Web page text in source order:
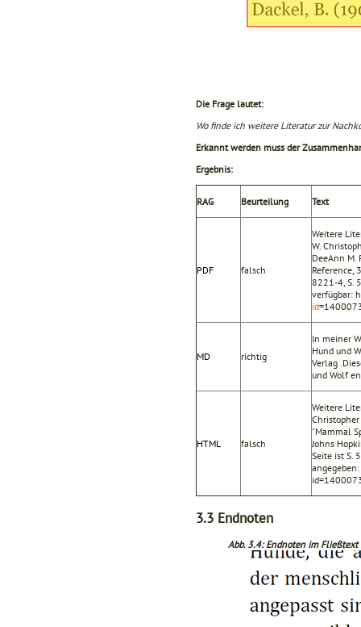
Die Frage lautet:
Wo finde ich weitere Literatur zur
Erkannt werden muss der
Ergebnis:
RAG Beurteilung Text
PDF falsch
Weitere
W.
DeeAnn M.
Reference,
8221-4, S.
verfügbar:
id
MD richtig
In meiner
Hund und
Verlag
und Wolf
HTML falsch
Weitere
"Mammal
Johns
Seite ist S.
3.3 Endnoten
Abb. 3.4: Endnoten im Fließtext